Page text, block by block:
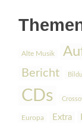
Alte Musik
Bericht
CDs
Europa Extra